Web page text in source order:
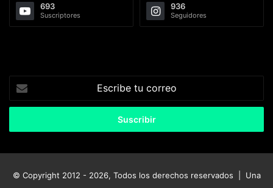
693
Suscriptores
936
Seguidores
tu
correo
© Copyright 2012 - 2026, Todos los derechos reservados | Una